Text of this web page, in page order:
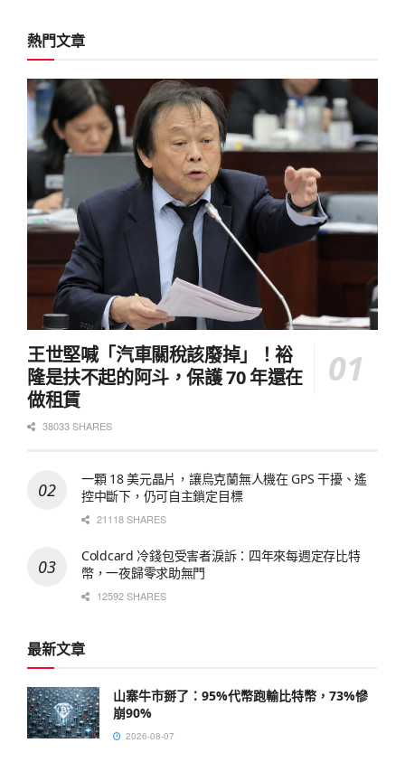
熱門文章
王世堅喊「汽車關稅該廢掉」！裕
隆是扶不起的阿斗，保護 70 年還在
做租賃
38033 SHARES
一顆 18 美元晶片，讓烏克蘭無人機在 GPS 干擾、遙
控中斷下，仍可自主鎖定目標
21118 SHARES
Coldcard 冷錢包受害者淚訴：四年來每週定存比特
幣，一夜歸零求助無門
12592 SHARES
最新文章
山寨牛市掰了：95%代幣跑輸比特幣，73%慘
崩90%
2026-08-07